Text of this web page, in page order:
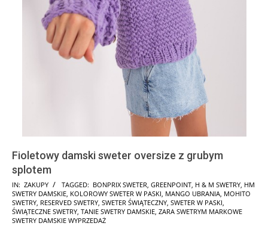
Fioletowy damski sweter oversize z grubym
splotem
2025-
11-
06
IN: ZAKUPY TAGGED: BONPRIX SWETER, GREENPOINT, H & M SWETRY, HM
SWETRY DAMSKIE, KOLOROWY SWETER W PASKI, MANGO UBRANIA, MOHITO
SWETRY, RESERVED SWETRY, SWETER ŚWIĄTECZNY, SWETER W PASKI,
ŚWIĄTECZNE SWETRY, TANIE SWETRY DAMSKIE, ZARA SWETRYM MARKOWE
SWETRY DAMSKIE WYPRZEDAŻ